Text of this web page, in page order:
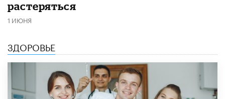
растеряться
1 ИЮНЯ
ЗДОРОВЬЕ